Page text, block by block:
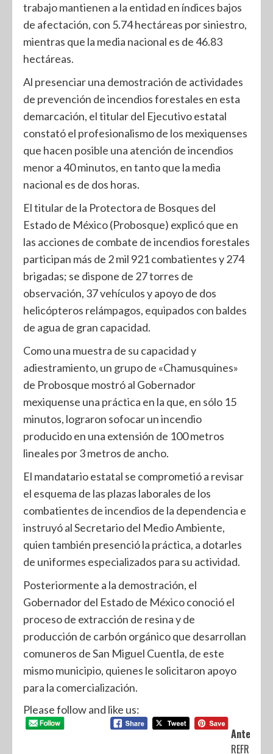
trabajo mantienen a la entidad en índices bajos
de afectación, con 5.74 hectáreas por siniestro,
mientras que la media nacional es de 46.83
hectáreas.
Al presenciar una demostración de actividades
de prevención de incendios forestales en esta
demarcación, el titular del Ejecutivo estatal
constató el profesionalismo de los mexiquenses
que hacen posible una atención de incendios
menor a 40 minutos, en tanto que la media
nacional es de dos horas.
El titular de la Protectora de Bosques del
Estado de México (Probosque) explicó que en
las acciones de combate de incendios forestales
participan más de 2 mil 921 combatientes y 274
brigadas; se dispone de 27 torres de
observación, 37 vehículos y apoyo de dos
helicópteros relámpagos, equipados con baldes
de agua de gran capacidad.
Como una muestra de su capacidad y
adiestramiento, un grupo de «Chamusquines»
de Probosque mostró al Gobernador
mexiquense una práctica en la que, en sólo 15
minutos, lograron sofocar un incendio
producido en una extensión de 100 metros
lineales por 3 metros de ancho.
El mandatario estatal se comprometió a revisar
el esquema de las plazas laborales de los
combatientes de incendios de la dependencia e
instruyó al Secretario del Medio Ambiente,
quien también presenció la práctica, a dotarles
de uniformes especializados para su actividad.
Posteriormente a la demostración, el
Gobernador del Estado de México conoció el
proceso de extracción de resina y de
producción de carbón orgánico que desarrollan
comuneros de San Miguel Cuentla, de este
mismo municipio, quienes le solicitaron apoyo
para la comercialización.
Please follow and like us:
Anterior:
REFRENDA